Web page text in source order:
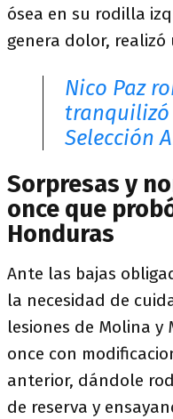
ósea en su rodilla
genera dolor,
Nico Paz
Selección
Sorpresas y
once que
Honduras
Ante las bajas
la necesidad de
lesiones de Molina y
once con
anterior, dándole
de reserva y